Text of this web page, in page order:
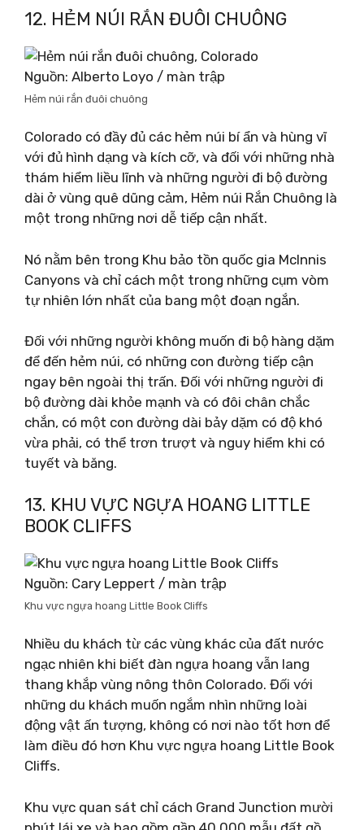
12. HẺM NÚI RẮN ĐUÔI CHUÔNG
Nguồn: Alberto Loyo / màn trập
Hẻm núi rắn đuôi chuông
Colorado có đầy đủ các hẻm núi bí ẩn và hùng vĩ
với đủ hình dạng và kích cỡ, và đối với những nhà
thám hiểm liều lĩnh và những người đi bộ đường
dài ở vùng quê dũng cảm, Hẻm núi Rắn Chuông là
một trong những nơi dễ tiếp cận nhất.
Nó nằm bên trong Khu bảo tồn quốc gia McInnis
Canyons và chỉ cách một trong những cụm vòm
tự nhiên lớn nhất của bang một đoạn ngắn.
Đối với những người không muốn đi bộ hàng dặm
để đến hẻm núi, có những con đường tiếp cận
ngay bên ngoài thị trấn. Đối với những người đi
bộ đường dài khỏe mạnh và có đôi chân chắc
chắn, có một con đường dài bảy dặm có độ khó
vừa phải, có thể trơn trượt và nguy hiểm khi có
tuyết và băng.
13. KHU VỰC NGỰA HOANG LITTLE
BOOK CLIFFS
Nguồn: Cary Leppert / màn trập
Khu vực ngựa hoang Little Book Cliffs
Nhiều du khách từ các vùng khác của đất nước
ngạc nhiên khi biết đàn ngựa hoang vẫn lang
thang khắp vùng nông thôn Colorado. Đối với
những du khách muốn ngắm nhìn những loài
động vật ấn tượng, không có nơi nào tốt hơn để
làm điều đó hơn Khu vực ngựa hoang Little Book
Cliffs.
Khu vực quan sát chỉ cách Grand Junction mười